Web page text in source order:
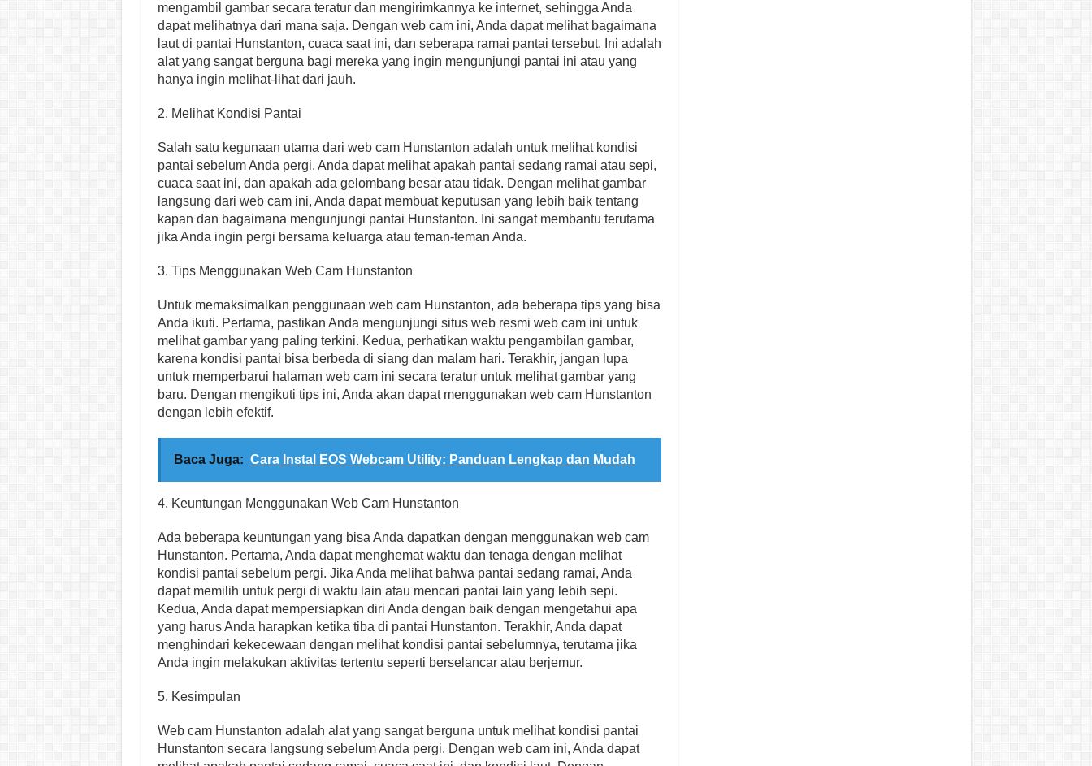
mengambil gambar secara teratur dan mengirimkannya ke internet, sehingga Anda
dapat melihatnya dari mana saja. Dengan web cam ini, Anda dapat melihat bagaimana
laut di pantai Hunstanton, cuaca saat ini, dan seberapa ramai pantai tersebut. Ini adalah
alat yang sangat berguna bagi mereka yang ingin mengunjungi pantai ini atau yang
hanya ingin melihat-lihat dari jauh.
2. Melihat Kondisi Pantai
Salah satu kegunaan utama dari web cam Hunstanton adalah untuk melihat kondisi
pantai sebelum Anda pergi. Anda dapat melihat apakah pantai sedang ramai atau sepi,
cuaca saat ini, dan apakah ada gelombang besar atau tidak. Dengan melihat gambar
langsung dari web cam ini, Anda dapat membuat keputusan yang lebih baik tentang
kapan dan bagaimana mengunjungi pantai Hunstanton. Ini sangat membantu terutama
jika Anda ingin pergi bersama keluarga atau teman-teman Anda.
3. Tips Menggunakan Web Cam Hunstanton
Untuk memaksimalkan penggunaan web cam Hunstanton, ada beberapa tips yang bisa
Anda ikuti. Pertama, pastikan Anda mengunjungi situs web resmi web cam ini untuk
melihat gambar yang paling terkini. Kedua, perhatikan waktu pengambilan gambar,
karena kondisi pantai bisa berbeda di siang dan malam hari. Terakhir, jangan lupa
untuk memperbarui halaman web cam ini secara teratur untuk melihat gambar yang
baru. Dengan mengikuti tips ini, Anda akan dapat menggunakan web cam Hunstanton
dengan lebih efektif.
Baca Juga: Cara Instal EOS Webcam Utility: Panduan Lengkap dan Mudah
4. Keuntungan Menggunakan Web Cam Hunstanton
Ada beberapa keuntungan yang bisa Anda dapatkan dengan menggunakan web cam
Hunstanton. Pertama, Anda dapat menghemat waktu dan tenaga dengan melihat
kondisi pantai sebelum pergi. Jika Anda melihat bahwa pantai sedang ramai, Anda
dapat memilih untuk pergi di waktu lain atau mencari pantai lain yang lebih sepi.
Kedua, Anda dapat mempersiapkan diri Anda dengan baik dengan mengetahui apa
yang harus Anda harapkan ketika tiba di pantai Hunstanton. Terakhir, Anda dapat
menghindari kekecewaan dengan melihat kondisi pantai sebelumnya, terutama jika
Anda ingin melakukan aktivitas tertentu seperti berselancar atau berjemur.
5. Kesimpulan
Web cam Hunstanton adalah alat yang sangat berguna untuk melihat kondisi pantai
Hunstanton secara langsung sebelum Anda pergi. Dengan web cam ini, Anda dapat